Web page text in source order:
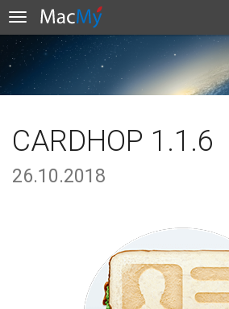
CARDHOP 1.1.6
26.10.2018